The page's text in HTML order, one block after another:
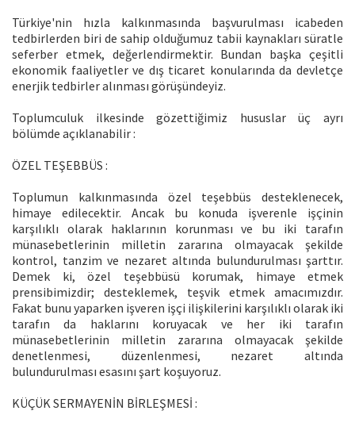
Türkiye'nin hızla kalkınmasında başvurulması icabeden
tedbirlerden biri de sahip olduğumuz tabii kaynakları süratle
seferber etmek, değerlendirmektir. Bundan başka çeşitli
ekonomik faaliyetler ve dış ticaret konularında da devletçe
enerjik tedbirler alınması görüşündeyiz.
Toplumculuk ilkesinde gözettiğimiz hususlar üç ayrı
bölümde açıklanabilir :
ÖZEL TEŞEBBÜS :
Toplumun kalkınmasında özel teşebbüs desteklenecek,
himaye edilecektir. Ancak bu konuda işverenle işçinin
karşılıklı olarak haklarının korunması ve bu iki tarafın
münasebetlerinin milletin zararına olmayacak şekilde
kontrol, tanzim ve nezaret altında bulundurulması şarttır.
Demek ki, özel teşebbüsü korumak, himaye etmek
prensibimizdir; desteklemek, teşvik etmek amacımızdır.
Fakat bunu yaparken işveren işçi ilişkilerini karşılıklı olarak iki
tarafın da haklarını koruyacak ve her iki tarafın
münasebetlerinin milletin zararına olmayacak şekilde
denetlenmesi, düzenlenmesi, nezaret altında
bulundurulması esasını şart koşuyoruz.
KÜÇÜK SERMAYENİN BİRLEŞMESİ :